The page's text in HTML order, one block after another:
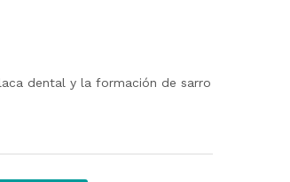
dental y la formación de sarro